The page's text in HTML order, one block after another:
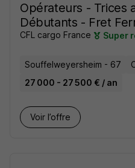
Opérateurs - Trices
Débutants - Fret
CFL cargo France Super
Souffelweyersheim - 67
27 000 - 27 500 € / an
Voir l’offre